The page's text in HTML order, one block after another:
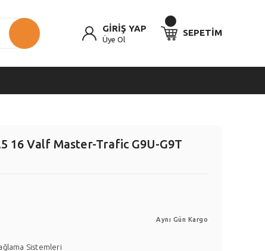
GİRİŞ YAP
Üye Ol
SEPETİM
16 Valf Master-Trafic G9U-G9T
Aynı Gün Kargo
Sistemleri